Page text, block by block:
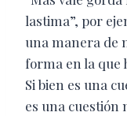
lastima”, por
una manera de
forma en la que
Si bien es una
es una cuestión